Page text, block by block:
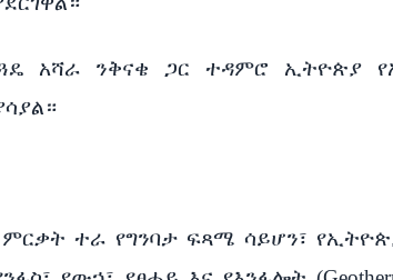
አሻራ ንቅናቄ ጋር ተዳምሮ ኢትዮጵያ
ተራ የግንባታ ፍጻሜ ሳይሆን፣